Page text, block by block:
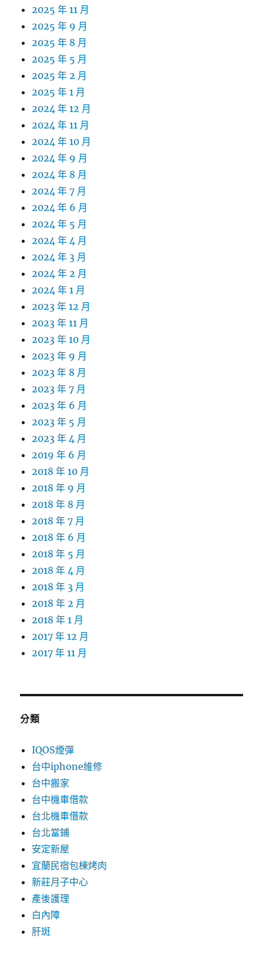
2025 年 11 月
2025 年 9 月
2025 年 8 月
2025 年 5 月
2025 年 2 月
2025 年 1 月
2024 年 12 月
2024 年 11 月
2024 年 10 月
2024 年 9 月
2024 年 8 月
2024 年 7 月
2024 年 6 月
2024 年 5 月
2024 年 4 月
2024 年 3 月
2024 年 2 月
2024 年 1 月
2023 年 12 月
2023 年 11 月
2023 年 10 月
2023 年 9 月
2023 年 8 月
2023 年 7 月
2023 年 6 月
2023 年 5 月
2023 年 4 月
2019 年 6 月
2018 年 10 月
2018 年 9 月
2018 年 8 月
2018 年 7 月
2018 年 6 月
2018 年 5 月
2018 年 4 月
2018 年 3 月
2018 年 2 月
2018 年 1 月
2017 年 12 月
2017 年 11 月
分類
IQOS煙彈
台中iphone維修
台中搬家
台中機車借款
台北機車借款
台北當鋪
安定新屋
宜蘭民宿包棟烤肉
新莊月子中心
產後護理
白內障
肝斑